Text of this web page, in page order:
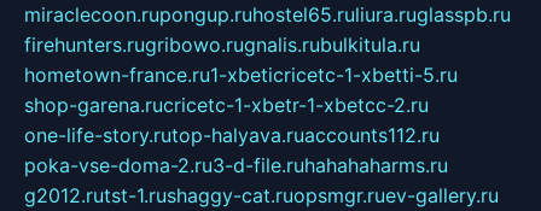
miraclecoon.rupongup.ruhostel65.ruliura.ruglasspb.ru
firehunters.rugribowo.rugnalis.rubulkitula.ru
hometown-france.ru1-xbeticricetc-1-xbetti-5.ru
shop-garena.rucricetc-1-xbetr-1-xbetcc-2.ru
one-life-story.rutop-halyava.ruaccounts112.ru
poka-vse-doma-2.ru3-d-file.ruhahahaharms.ru
g2012.rutst-1.rushaggy-cat.ruopsmgr.ruev-gallery.ru